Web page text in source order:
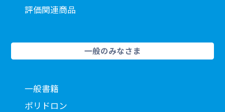
評価関連商品
一般のみなさま
一般書籍
ポリドロン